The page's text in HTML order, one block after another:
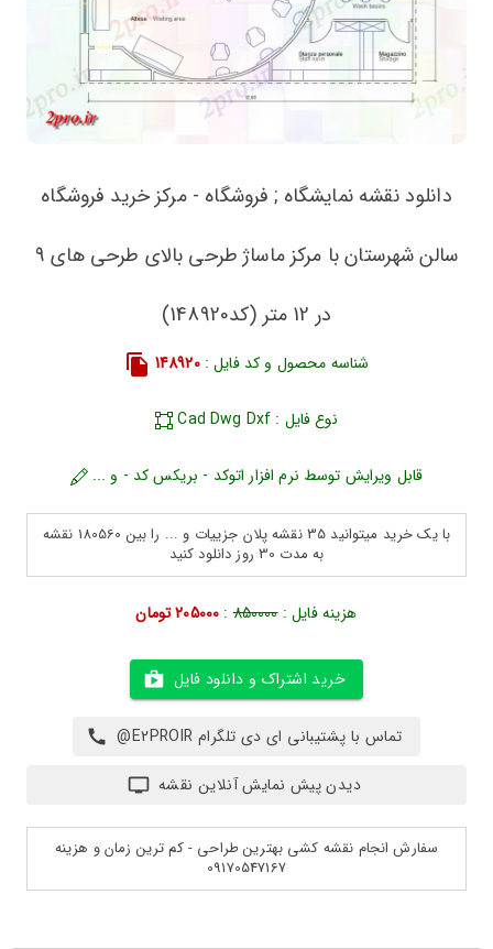
دانلود نقشه نمایشگاه ; فروشگاه - مرکز خرید فروشگاه
سالن شهرستان با مرکز ماساژ طرحی بالای طرحی های 9
در 12 متر (کد148920)
شناسه محصول و کد فایل :148920
نوع فایل : Cad Dwg Dxf
قابل ویرایش توسط نرم افزار اتوکد - بریکس کد - و ...
با یک خرید میتوانید 35 نقشه پلان جزییات و ... را بین 180560 نقشه
به مدت 30 روز دانلود کنید
هزینه فایل :850000
: 205000 تومان
خرید اشتراک و دانلود فایل
تماس با پشتیبانی ای دی تلگرام E2PROIR@
دیدن پیش نمایش آنلاین نقشه
سفارش انجام نقشه کشی بهترین طراحی - کم ترین زمان و هزینه
09170547167